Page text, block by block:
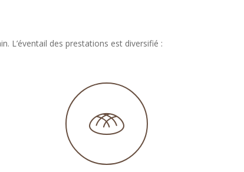
L’éventail des prestations est diversifié :